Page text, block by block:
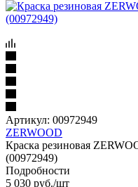
Артикул: 00972949
ZERWOOD
Краска резиновая
(00972949)
Подробности
5 030 руб./шт